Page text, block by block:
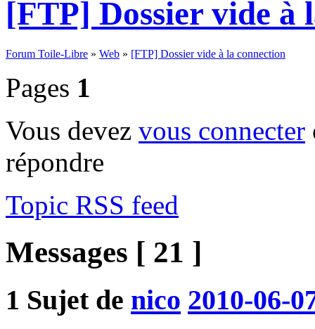
[FTP] Dossier vide à
Forum Toile-Libre » Web » [FTP] Dossier vide à la connection
Pages 1
Vous devez vous connecter
répondre
Topic RSS feed
Messages [ 21 ]
1 Sujet de nico 2010-06-